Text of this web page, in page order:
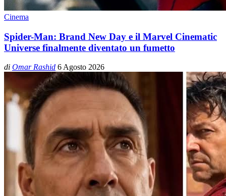
Cinema
Spider-Man: Brand New Day e il Marvel Cinematic
Universe finalmente diventato un fumetto
di Omar Rashid 6 Agosto 2026